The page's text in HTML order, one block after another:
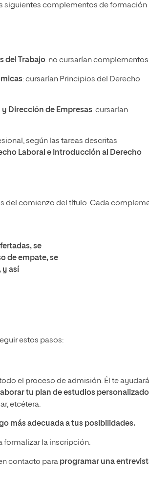
siguientes complementos de formación
del Trabajo: no cursarían
: cursarían Principios del Derecho
Dirección de Empresas: cursarían
según las tareas descritas
Laboral e Introducción al Derecho
del comienzo del título. Cada
se
de empate, se
y así
estos pasos:
el proceso de admisión. Él te
tu plan de estudios personalizado
etcétera.
más adecuada a tus posibilidades.
formalizar la inscripción.
contacto para programar una